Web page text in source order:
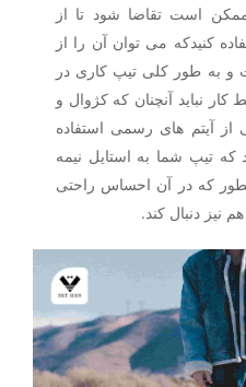
است تقاضا شود تا از
کنیدکه می توان آن را از
و به طور کلی تیپ کاری در
نباید آنچنان که کژوال و
آیتم های رسمی استفاده
که تیپ شما به استایل نیمه
که در آن احساس راحتی
نیز دنبال کند.